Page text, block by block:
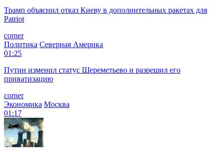
Трамп объяснил отказ Киеву в дополнительных ракетах для
Patriot
corner
Политика Северная Америка
01:25
Путин изменил статус Шереметьево и разрешил его
приватизацию
corner
Экономика Москва
01:17